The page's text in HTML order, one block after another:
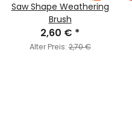
Saw Shape Weathering
Brush
2,60 € *
Alter Preis:2,70 €